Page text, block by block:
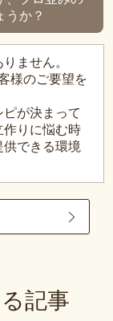
うか？
ません。
様のご要望を
が決まって
作りに悩む時
供できる環境
記事